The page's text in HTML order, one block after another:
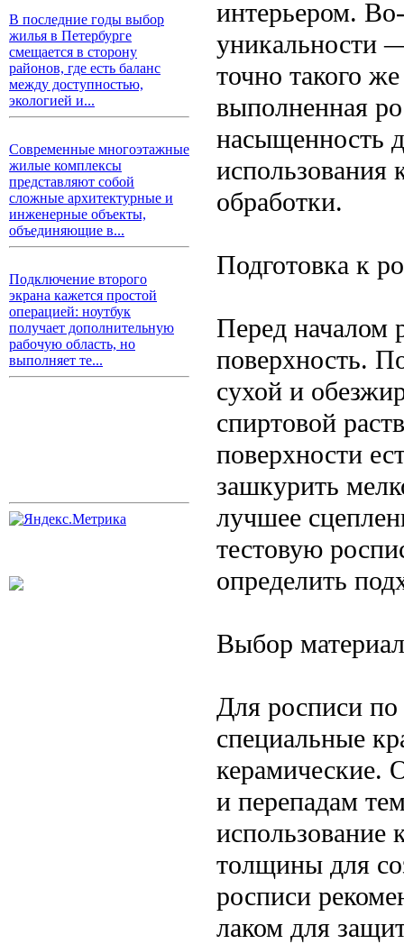
В последние годы выбор
жилья в Петербурге
смещается в сторону
районов, где есть баланс
между доступностью,
экологией и...
Современные многоэтажные
жилые комплексы
представляют собой
сложные архитектурные и
инженерные объекты,
объединяющие в...
Подключение второго
экрана кажется простой
операцией: ноутбук
получает дополнительную
рабочую область, но
выполняет те...
интерьером.
уникальности
точно такого
выполненная
насыщенность
использования
обработки.
Подготовка к
Перед началом
поверхность.
сухой и
спиртовой
поверхности
зашкурить
лучшее
тестовую
определить
Выбор
Для росписи по
специальные
керамические.
и перепадам
использование
толщины для
росписи
лаком для